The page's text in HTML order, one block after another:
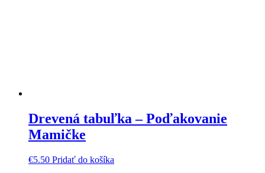
Drevená tabuľka – Poďakovanie
Mamičke
€5.50 Pridať do košíka